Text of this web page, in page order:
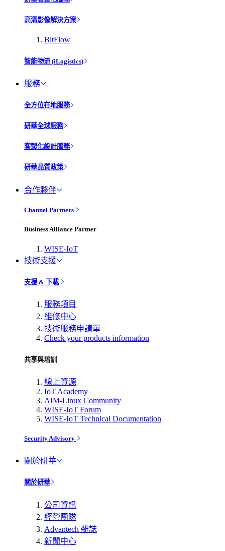
高清影像解決方案
BitFlow
智能物流 (iLogistics)
服務
全方位在地服務
研華全球服務
客製化設計服務
研華品質政策
合作夥伴
Channel Partners
Business Alliance Partner
WISE-IoT
技術支援
支援 & 下載
服務項目
維修中心
技術服務申請單
Check your products information
共享與培訓
線上資源
IoT Academy
AIM-Linux Community
WISE-IoT Forum
WISE-IoT Technical Documentation
Security Advisory
關於研華
關於研華
公司資訊
經營團隊
Advantech 雜誌
新聞中心